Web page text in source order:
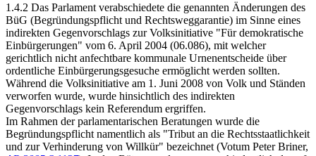
1.4.2 Das Parlament verabschiedete die genannten Änderungen des
BüG (Begründungspflicht und Rechtsweggarantie) im Sinne eines
indirekten Gegenvorschlags zur Volksinitiative "Für demokratische
Einbürgerungen" vom 6. April 2004 (06.086), mit welcher
gerichtlich nicht anfechtbare kommunale Urnenentscheide über
ordentliche Einbürgerungsgesuche ermöglicht werden sollten.
Während die Volksinitiative am 1. Juni 2008 von Volk und Ständen
verworfen wurde, wurde hinsichtlich des indirekten
Gegenvorschlags kein Referendum ergriffen.
Im Rahmen der parlamentarischen Beratungen wurde die
Begründungspflicht namentlich als "Tribut an die Rechtsstaatlichkeit
und zur Verhinderung von Willkür" bezeichnet (Votum Peter Briner,